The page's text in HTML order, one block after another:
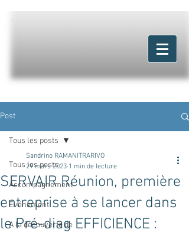
Post
Tous les posts
Accompagnement
Evénement
A la découverte de
Tous les posts
SERVAIR Réunion, première
entreprise à se lancer dans
le Pré-diag EFFICIENCE :
Sandrino RAMANITRARIVO
29 mars 2023 1 min de lecture